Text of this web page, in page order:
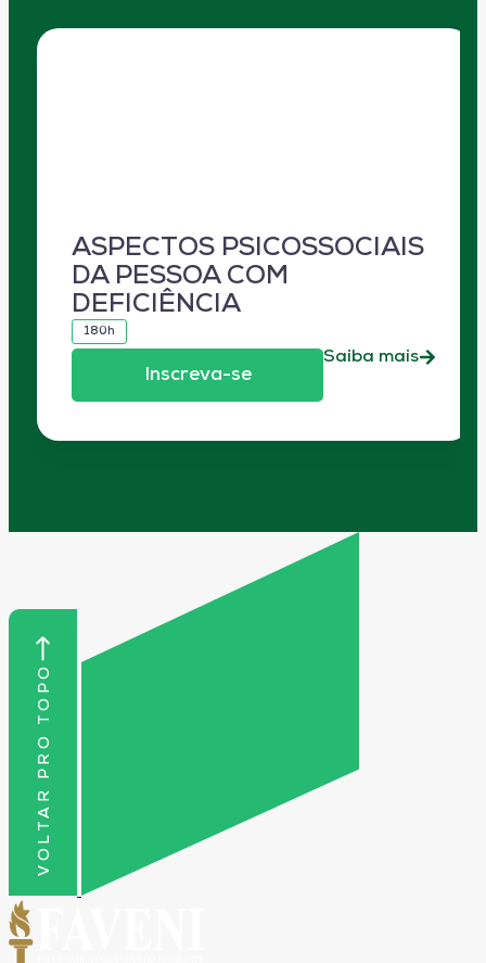
ASPECTOS PSICOSSOCIAIS
DA PESSOA COM
DEFICIÊNCIA
180h
Inscreva-se
Saiba mais
VOLTAR PRO TOPO